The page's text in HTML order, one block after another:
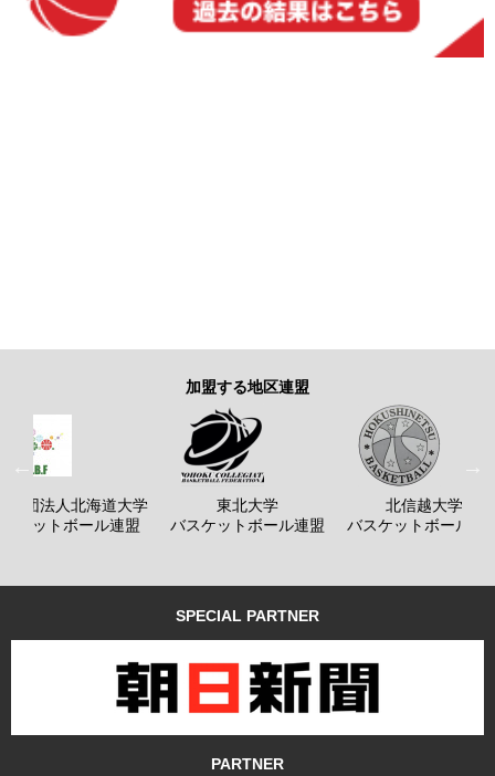
加盟する地区連盟
社団法人北海道大学
ケットボール連盟
東北大学
バスケットボール連盟
北信越大学
バスケットボール連
SPECIAL PARTNER
PARTNER